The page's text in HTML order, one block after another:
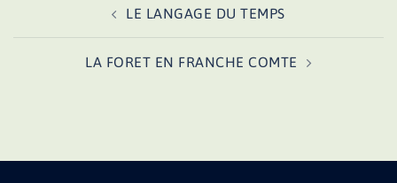
LE LANGAGE DU TEMPS
LA FORET EN FRANCHE COMTE